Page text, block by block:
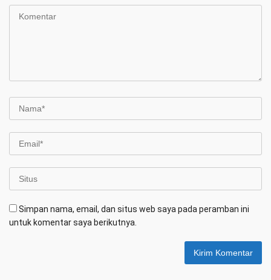
Simpan nama, email, dan situs web saya pada peramban ini
untuk komentar saya berikutnya.